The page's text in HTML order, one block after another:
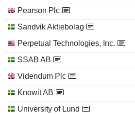
Pearson Plc
Sandvik Aktiebolag
Perpetual Technologies, Inc.
SSAB AB
Videndum Plc
Knowit AB
University of Lund